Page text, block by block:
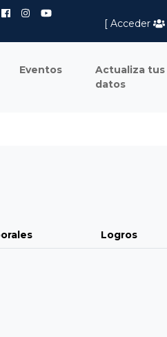
[ Acceder
Eventos
Actualiza tus
datos
Logros